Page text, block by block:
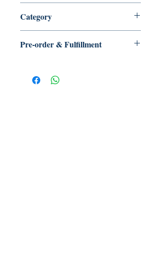
Category
Pre-order & Fulfillment
your copy and notify you for
pickup/delivery. Full refund if sourcing